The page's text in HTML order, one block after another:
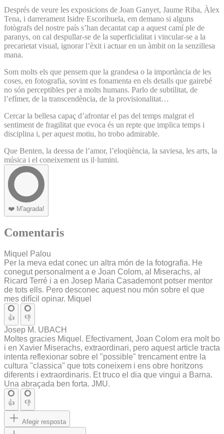
Després de veure les exposicions de Joan Ganyet, Jaume Riba, Àlex
Tena, i darrerament Isidre Escorihuela, em demano si alguns
fotògrafs del nostre país s’han decantat cap a aquest camí ple de
paranys, on cal despullar-se de la superficialitat i vincular-se a la
precarietat visual, ignorar l’èxit i actuar en un àmbit on la senzillesa
mana.
Som molts els que pensem que la grandesa o la importància de les
coses, en fotografia, sovint es fonamenta en els detalls que gairebé
no són perceptibles per a molts humans. Parlo de subtilitat, de
l’efímer, de la transcendència, de la provisionalitat…
Cercar la bellesa capaç d’afrontar el pas del temps malgrat el
sentiment de fragilitat que evoca és un repte que implica temps i
disciplina i, per aquest motiu, ho trobo admirable.
Que Benten, la deessa de l’amor, l’eloqüència, la saviesa, les arts, la
música i el coneixement us il·lumini.
❤️ M'agrada!
Comentaris
Miquel Palou
Per la meva edat conec un altra món de la fotografia. He
conegut personalment a e Joan Colom, al Miserachs, al
Ricard Terré i a en Josep Maria Casademont potser mentor
de tots ells. Pero desconec aquest nou món sobre el que
mes difícil opinar. Miquel
👍 👎
Josep M. UBACH
Moltes gracies Miquel. Efectivament, Joan Colom era molt bo
i en Xavier Miserachs, extraordinari, pero aquest article tracta
intenta reflexionar sobre el "possible" trencament entre la
cultura "classica" que tots coneixem i ens obre horitzons
diferents i extraordinaris. Et truco el dia que vingui a Barna.
Una abraçada ben forta. JMU.
👍 👎
Afegir resposta